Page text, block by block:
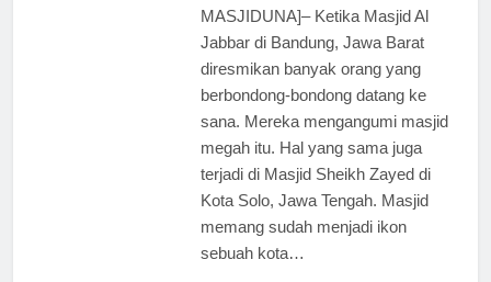
MASJIDUNA]– Ketika Masjid Al
Jabbar di Bandung, Jawa Barat
diresmikan banyak orang yang
berbondong-bondong datang ke
sana. Mereka mengangumi masjid
megah itu. Hal yang sama juga
terjadi di Masjid Sheikh Zayed di
Kota Solo, Jawa Tengah. Masjid
memang sudah menjadi ikon
sebuah kota…